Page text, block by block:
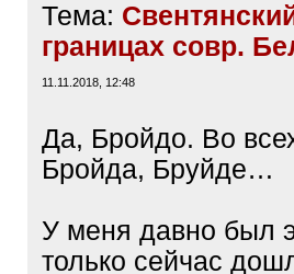
Тема:
границах совр.
11.11.2018, 12:48
Да, Бройдо. Во
Бройда, Бруйде…
У меня давно был
только сейчас